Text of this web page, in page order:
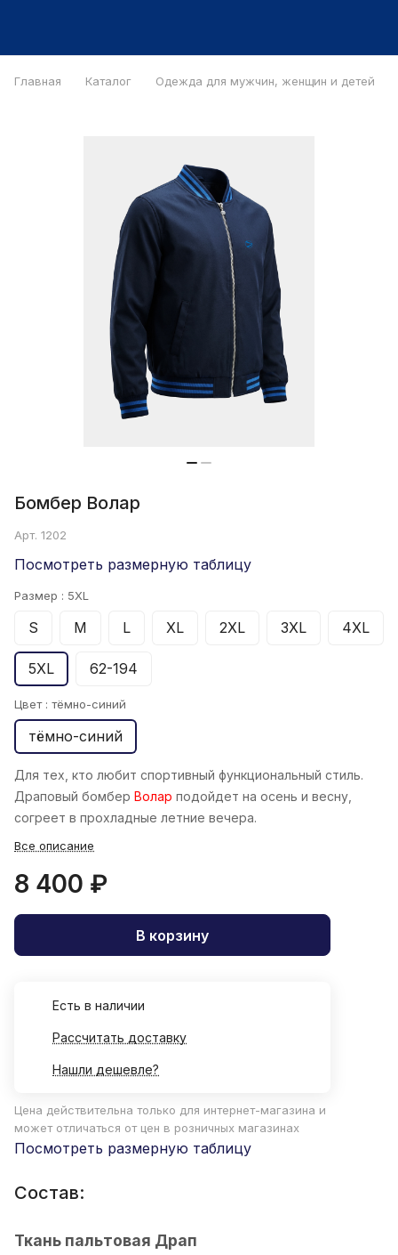
Главная Каталог Одежда для мужчин, женщин и детей
Бомбер Волар
Арт. 1202
Посмотреть размерную таблицу
Размер : 5XL
S M L XL 2XL 3XL 4XL
5XL 62-194
Цвет : тёмно-синий
тёмно-синий
Для тех, кто любит спортивный функциональный стиль.
Драповый бомбер Волар подойдет на осень и весну,
согреет в прохладные летние вечера.
Все описание
8 400 ₽
В корзину
Есть в наличии
Рассчитать доставку
Нашли дешевле?
Цена действительна только для интернет-магазина и
может отличаться от цен в розничных магазинах
Посмотреть размерную таблицу
Состав:
Ткань пальтовая Драп